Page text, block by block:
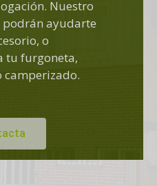
Nuestro
ayudarte
o
tu furgoneta,
camperizado.